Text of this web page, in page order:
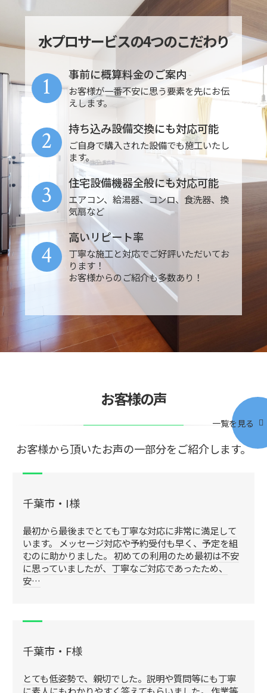
水プロサービスの4つのこだわり
事前に概算料金のご案内
お客様が一番不安に思う要素を先にお伝
えします。
1
持ち込み設備交換にも対応可能
ご自身で購入された設備でも施工いたし
ます。
2
住宅設備機器全般にも対応可能
エアコン、給湯器、コンロ、食洗器、換
気扇など
3
高いリピート率
丁寧な施工と対応でご好評いただいてお
ります！
お客様からのご紹介も多数あり！
4
お客様の声
お客様から頂いたお声の一部分をご紹介します。
一覧を見る
千葉市・I様
最初から最後までとても丁寧な対応に非常に満足して
います。 メッセージ対応や予約受付も早く、予定を組
むのに助かりました。 初めての利用のため最初は不安
に思っていましたが、丁寧なご対応であったため、
安…
千葉市・F様
とても低姿勢で、親切でした。説明や質問等にも丁寧